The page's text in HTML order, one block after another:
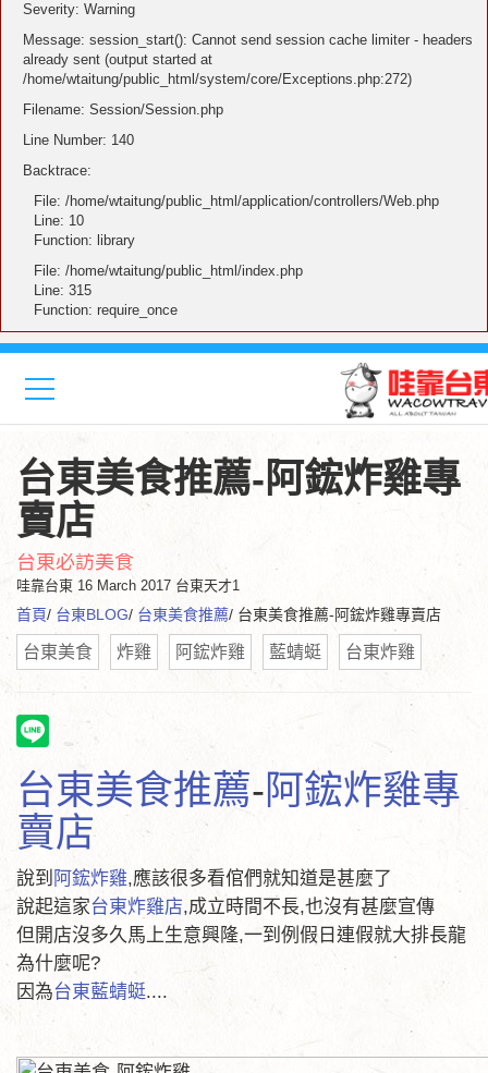
Severity: Warning
Message: session_start(): Cannot send session cache limiter - headers
already sent (output started at
/home/wtaitung/public_html/system/core/Exceptions.php:272)
Filename: Session/Session.php
Line Number: 140
Backtrace:
File: /home/wtaitung/public_html/application/controllers/Web.php
Line: 10
Function: library
File: /home/wtaitung/public_html/index.php
Line: 315
Function: require_once
台東美食推薦-阿鋐炸雞專
賣店
台東必訪美食
哇靠台東 16 March 2017 台東天才1
首頁/ 台東BLOG/ 台東美食推薦/ 台東美食推薦-阿鋐炸雞專賣店
台東美食 炸雞 阿鋐炸雞 藍蜻蜓 台東炸雞
台東美食推薦-阿鋐炸雞專
賣店
說到 阿鋐炸雞,應該很多看倌們就知道是甚麼了
說起這家台東炸雞店,成立時間不長,也沒有甚麼宣傳
但開店沒多久馬上生意興隆,一到例假日連假就大排長龍
為什麼呢?
因為台東藍蜻蜓....